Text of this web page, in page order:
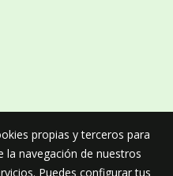
propias y terceros para
navegación de nuestros
Puedes configurar tus